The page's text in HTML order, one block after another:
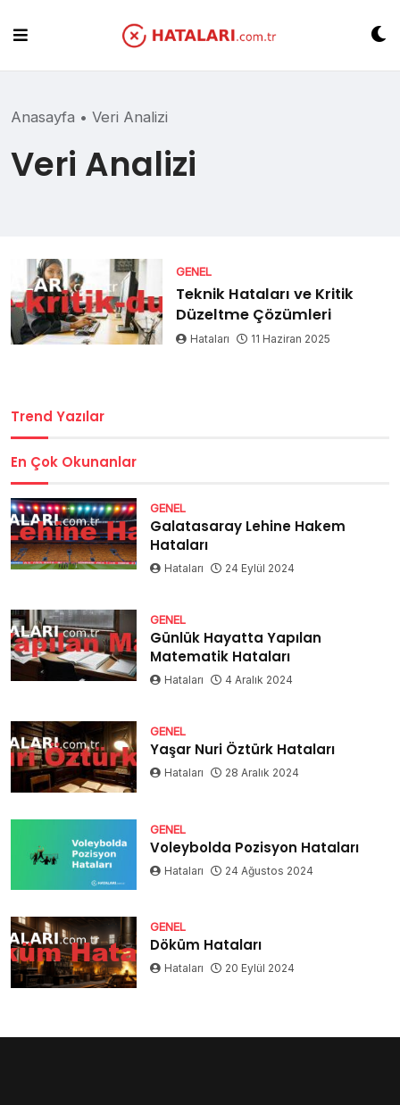
content
Anasayfa • Veri Analizi
Veri Analizi
GENEL
Teknik Hataları ve Kritik
Düzeltme Çözümleri
Hataları 11 Haziran 2025
Trend Yazılar
En Çok Okunanlar
GENEL
Galatasaray Lehine Hakem
Hataları
Hataları 24 Eylül 2024
GENEL
Günlük Hayatta Yapılan
Matematik Hataları
Hataları 4 Aralık 2024
GENEL
Yaşar Nuri Öztürk Hataları
Hataları 28 Aralık 2024
GENEL
Voleybolda Pozisyon Hataları
Hataları 24 Ağustos 2024
GENEL
Döküm Hataları
Hataları 20 Eylül 2024